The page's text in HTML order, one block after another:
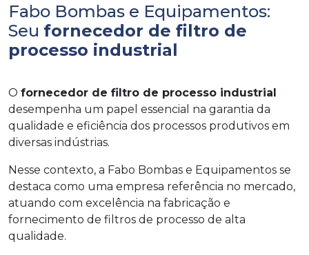
Fabo Bombas e Equipamentos:
Seu fornecedor de filtro de
processo industrial
O fornecedor de filtro de processo industrial
desempenha um papel essencial na garantia da
qualidade e eficiência dos processos produtivos em
diversas indústrias.
Nesse contexto, a Fabo Bombas e Equipamentos se
destaca como uma empresa referência no mercado,
atuando com excelência na fabricação e
fornecimento de filtros de processo de alta
qualidade.